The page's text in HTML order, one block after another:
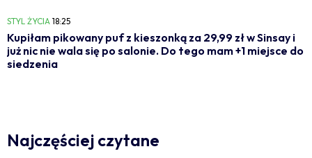
STYL ŻYCIA 18:25
Kupiłam pikowany puf z kieszonką za 29,99 zł w Sinsay i
już nic nie wala się po salonie. Do tego mam +1 miejsce do
siedzenia
Najczęściej czytane